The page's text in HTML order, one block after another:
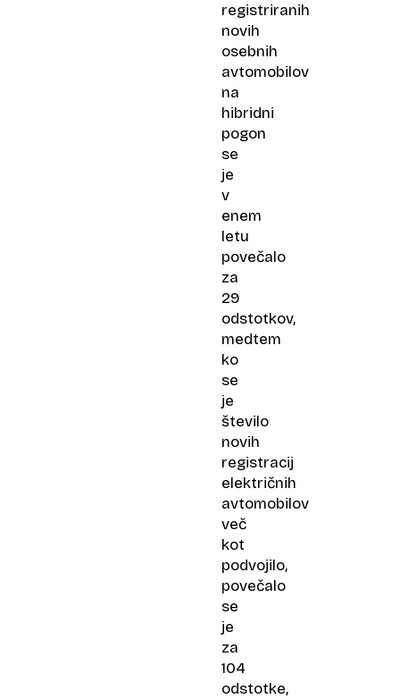
registriranih
novih
osebnih
avtomobilov
na
hibridni
pogon
se
je
v
enem
letu
povečalo
za
29
odstotkov,
medtem
ko
se
je
število
novih
registracij
električnih
avtomobilov
več
kot
podvojilo,
povečalo
se
je
za
104
odstotke,